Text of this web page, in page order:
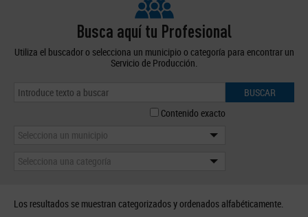
Busca aquí tu Profesional
Utiliza el buscador o selecciona un municipio o categoría para encontrar un
Servicio de Producción.
BUSCAR
Contenido exacto
Selecciona un municipio
Selecciona una categoría
Los resultados se muestran categorizados y ordenados alfabéticamente.